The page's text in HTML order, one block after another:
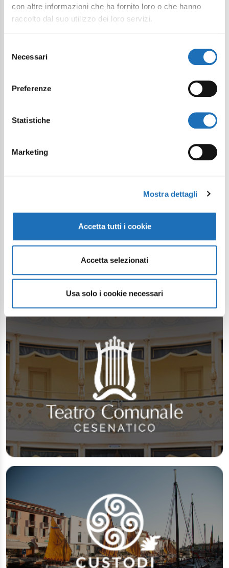
con altre informazioni che ha fornito loro o che hanno
raccolto dal suo utilizzo dei loro servizi.
delNecessari
Preferenze
Statistiche
Marketing
Mostra dettagli
Accetta tutti i cookie
Accetta selezionati
Usa solo i cookie necessari